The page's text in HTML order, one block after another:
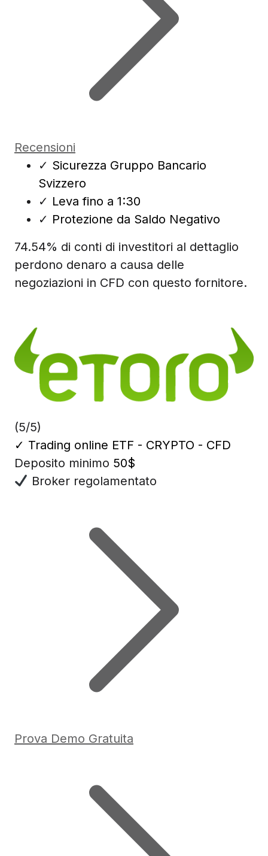
Recensioni
✓ Sicurezza Gruppo Bancario
Svizzero
✓ Leva fino a 1:30
✓ Protezione da Saldo Negativo
74.54% di conti di investitori al dettaglio
perdono denaro a causa delle
negoziazioni in CFD con questo fornitore.
(5/5)
✓ Trading online ETF - CRYPTO - CFD
Deposito minimo 50$
Broker regolamentato
Prova Demo Gratuita